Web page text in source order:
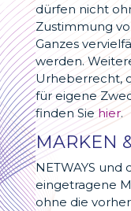
dürfen nicht
Zustimmung
Ganzes
werden.
Urheberrecht,
für eigene
finden Sie hier.
MARKEN
NETWAYS und
eingetragene
ohne die